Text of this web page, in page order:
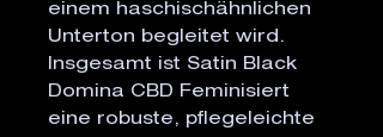
einem haschischähnlichen
Unterton begleitet wird.
Insgesamt ist Satin Black
Domina CBD Feminisiert
eine robuste, pflegeleichte